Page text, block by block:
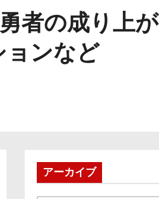
者の成り上が
ョンなど
アーカイブ